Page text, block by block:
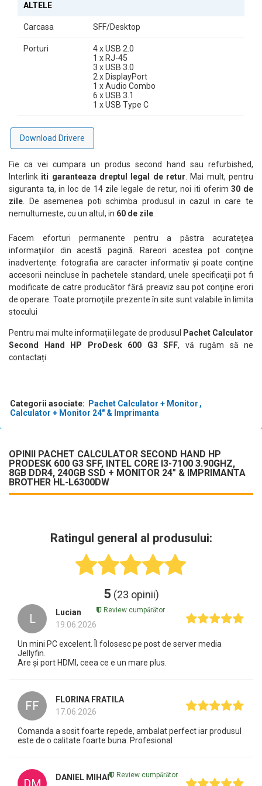
ALTELE
Carcasa SFF/Desktop
Porturi
4 x USB 2.0
1 x RJ-45
3 x USB 3.0
2 x DisplayPort
1 x Audio Combo
6 x USB 3.1
1 x USB Type C
Download Drivere
Fie ca vei cumpara un produs second hand sau refurbished,
Interlink iti garanteaza dreptul legal de retur . Mai mult, pentru
siguranta ta, in loc de 14 zile legale de retur, noi iti oferim30 de
zile . De asemenea poti schimba produsul in cazul in care te
nemultumeste, cu un altul, in 60 de zile
Facem eforturi permanente pentru a păstra acurateţea
informaţiilor din acestă pagină. Rareori acestea pot conţine
inadvertenţe: fotografia are caracter informativ şi poate conţine
accesorii neincluse în pachetele standard, unele specificaţii pot fi
modificate de catre producător fără preaviz sau pot conţine erori
de operare. Toate promoţiile prezente în site sunt valabile în limita
stocului
Pentru mai multe informații legate de produsul Pachet Calculator
Second Hand HP ProDesk 600 G3 SFF, vă rugăm să ne
contactați.
Categorii asociate: Pachet Calculator + Monitor
Calculator + Monitor 24" & Imprimanta
OPINII PACHET CALCULATOR SECOND HAND HP
PRODESK 600 G3 SFF, INTEL CORE I3-7100 3.90GHZ,
8GB DDR4, 240GB SSD + MONITOR 24" & IMPRIMANTA
BROTHER HL-L6300DW
Ratingul general al produsului:
5 (23 opinii)
L
Lucian
19.06.2026
Review cumpărător
Un mini PC excelent. Îl folosesc pe post de server media
Jellyfin.
Are și port HDMI, ceea ce e un mare plus.
FF
FLORINA FRATILA
17.06.2026
Comanda a sosit foarte repede, ambalat perfect iar produsul
este de o calitate foarte buna. Profesional
DANIEL MIHAI
Review cumpărător